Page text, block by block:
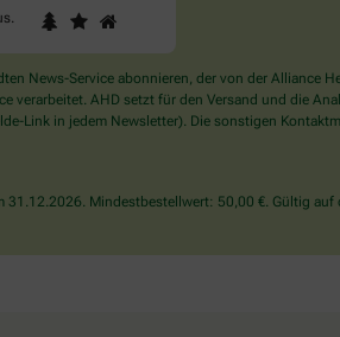
.
Sind
Sie
Mensch?
Dann
wählen
Haus.
1 2
News-Service abonnieren, der von der Alliance
verarbeitet. AHD setzt für den Versand und die
Link in jedem Newsletter). Die sonstigen
Mindestbestellwert: 50,00 €. Gültig